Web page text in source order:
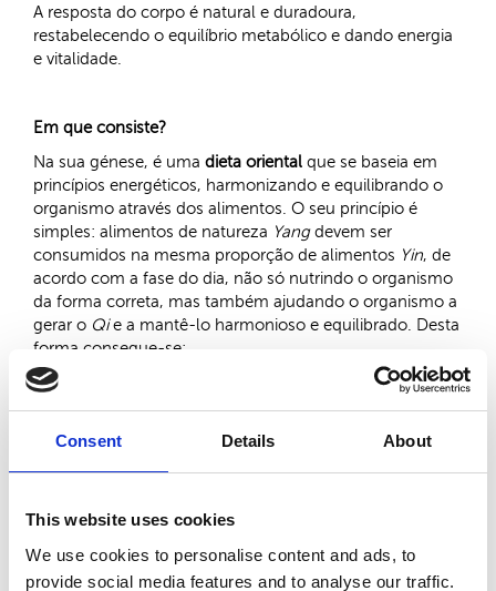
Consent Details About
This website uses cookies
We use cookies to personalise content and ads, to
provide social media features and to analyse our traffic.
A resposta do corpo é natural e duradoura,
restabelecendo o equilíbrio metabólico e dando energia
e vitalidade.
Em que consiste?
Na sua génese, é uma dieta oriental que se baseia em
princípios energéticos, harmonizando e equilibrando o
organismo através dos alimentos. O seu princípio é
simples: alimentos de natureza Yangdevem ser
consumidos na mesma proporção de alimentos Yin, de
acordo com a fase do dia, não só nutrindo o organismo
da forma correta, mas também ajudando o organismo a
gerar o Qie a mantê-lo harmonioso e equilibrado. Desta
forma consegue-se:
- Diminuir o peso a um ritmo elevado – cerca de um
quilograma por semana, ou mais para os grandes
verdadeira.
- Reeducar o apetite, diminuindo os impulsos por
alimentos errados e em excesso.